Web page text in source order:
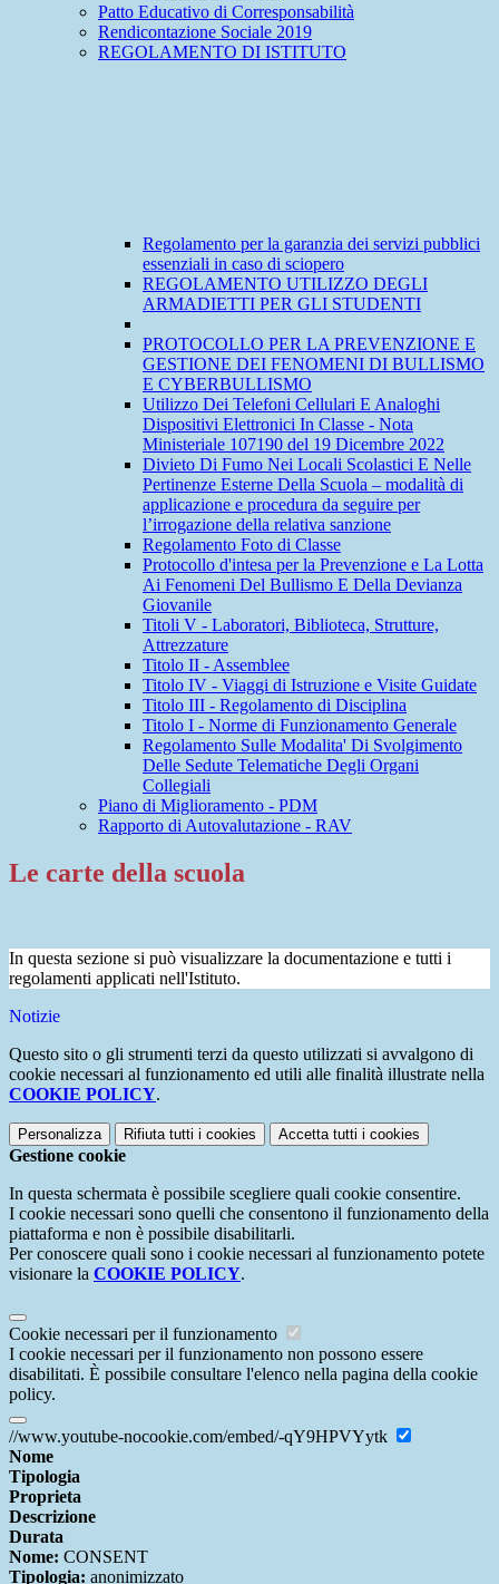
Patto Educativo di Corresponsabilità
Rendicontazione Sociale 2019
REGOLAMENTO DI ISTITUTO
Regolamento per la garanzia dei servizi pubblici
essenziali in caso di sciopero
REGOLAMENTO UTILIZZO DEGLI
ARMADIETTI PER GLI STUDENTI
PROTOCOLLO PER LA PREVENZIONE E
GESTIONE DEI FENOMENI DI BULLISMO
E CYBERBULLISMO
Utilizzo Dei Telefoni Cellulari E Analoghi
Dispositivi Elettronici In Classe - Nota
Ministeriale 107190 del 19 Dicembre 2022
Divieto Di Fumo Nei Locali Scolastici E Nelle
Pertinenze Esterne Della Scuola – modalità di
applicazione e procedura da seguire per
l’irrogazione della relativa sanzione
Regolamento Foto di Classe
Protocollo d'intesa per la Prevenzione e La Lotta
Ai Fenomeni Del Bullismo E Della Devianza
Giovanile
Titoli V - Laboratori, Biblioteca, Strutture,
Attrezzature
Titolo II - Assemblee
Titolo IV - Viaggi di Istruzione e Visite Guidate
Titolo III - Regolamento di Disciplina
Titolo I - Norme di Funzionamento Generale
Regolamento Sulle Modalita' Di Svolgimento
Delle Sedute Telematiche Degli Organi
Collegiali
Piano di Miglioramento - PDM
Rapporto di Autovalutazione - RAV
Le carte della scuola
In questa sezione si può visualizzare la documentazione e tutti i
regolamenti applicati nell'Istituto.
Notizie
Questo sito o gli strumenti terzi da questo utilizzati si avvalgono di
cookie necessari al funzionamento ed utili alle finalità illustrate nella
COOKIE POLICY.
Personalizza Rifiuta tutti i cookies Accetta tutti i cookies
Gestione cookie
In questa schermata è possibile scegliere quali cookie consentire.
I cookie necessari sono quelli che consentono il funzionamento della
piattaforma e non è possibile disabilitarli.
Per conoscere quali sono i cookie necessari al funzionamento potete
visionare la COOKIE POLICY.
Cookie necessari per il funzionamento
I cookie necessari per il funzionamento non possono essere
disabilitati. È possibile consultare l'elenco nella pagina della cookie
policy.
//www.youtube-nocookie.com/embed/-qY9HPVYytk
Nome
Tipologia
Proprieta
Descrizione
Durata
Nome: CONSENT
Tipologia: anonimizzato